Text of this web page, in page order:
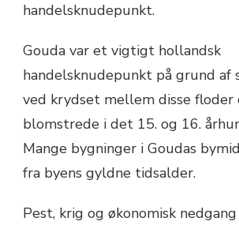
handelsknudepunkt.
Gouda var et vigtigt hollandsk
handelsknudepunkt på grund af
ved krydset mellem disse floder
blomstrede i det 15. og 16.
Mange bygninger i Goudas
fra byens gyldne tidsalder.
Pest, krig og økonomisk